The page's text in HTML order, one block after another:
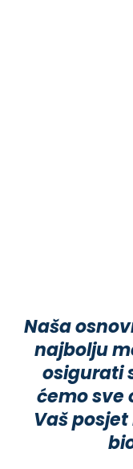
Naša
najbolju
osigurati
ćemo sve
Vaš